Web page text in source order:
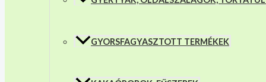
GYORSFAGYASZTOTT TERMÉKEK